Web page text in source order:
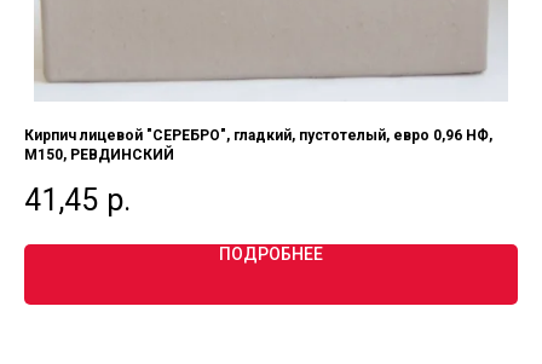
Кирпич лицевой "СЕРЕБРО", гладкий, пустотелый, евро 0,96 НФ,
М150, РЕВДИНСКИЙ
41,45 р.
ПОДРОБНЕЕ